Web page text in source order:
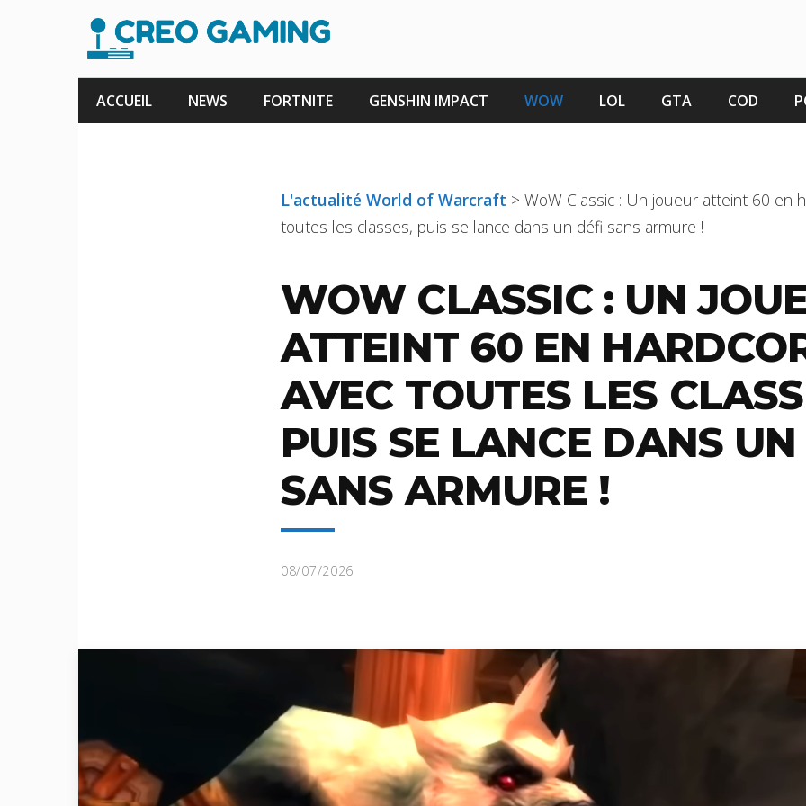
contenu
ACCUEIL NEWS FORTNITE GENSHIN IMPACT WOW LOL GTA COD
L'actualité World of Warcraft > WoW Classic : Un joueur atteint 60 en
toutes les classes, puis se lance dans un défi sans armure !
WOW CLASSIC : UN
ATTEINT 60 EN
AVEC TOUTES LES
PUIS SE LANCE DANS
SANS ARMURE !
08/07/2026